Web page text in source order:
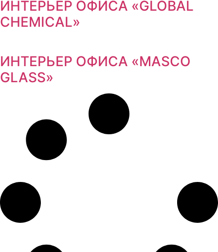
ИНТЕРЬЕР ОФИСА «GLOBAL
CHEMICAL»
ИНТЕРЬЕР ОФИСА «MASCO
GLASS»